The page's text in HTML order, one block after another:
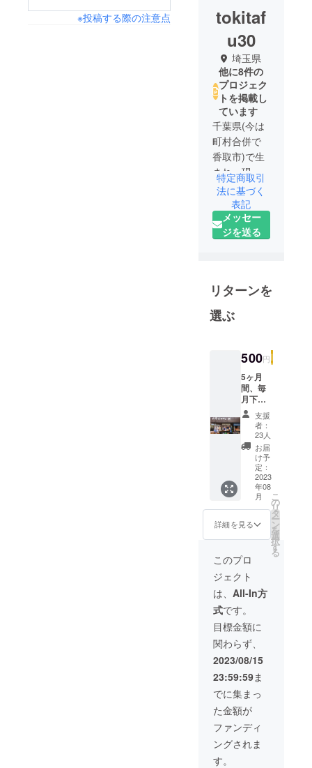
※投稿する際の注意点
tokitaf
u30
埼玉県
他に8件の
プロジェク
トを掲載し
ています
千葉県(今は
町村合併で
香取市)で生
まれ、現在
67歳。
浦和に引っ
越してきた
のは、平成
家族は家内
と子供達と
猫2匹。週4
勤し、日曜
はテニスス
ク－ルに。
憩いは、わ
か大将とeバ
ル等で楽し
くお酒を呑
む時です。
特定商取引
法に基づく
表記
メッセー
ジを送る
リターンを
選ぶ
500円
5ヶ月
間、毎
月下旬
に子ど
も食堂
の募金
結果お
弁当配
付の実
績を
メール
にてお
知らせ
致しま
す。
支援
者：
23人
お届
け予
定：
2023
年08
月
詳細を見る
こ
の
リ
タ
ー
ン
を
選
択
す
る
このプロ
ジェクト
は、 All-In方
式です。
目標金額に
関わらず、
2023/08/15
23:59:59ま
でに集まっ
た金額が
ファンディ
ングされま
す。